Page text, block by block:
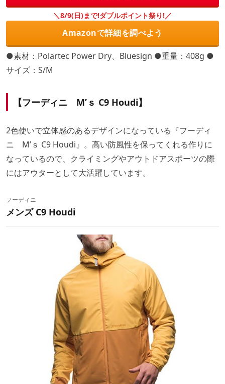
＼8/9(日)まで!ダブルポイント祭り!／
Amazonで詳細を調べよう
●素材：Polartec Power Dry、Bluesign ●重量：408g ●
サイズ：S/M
【フーディニ M’ｓ C9 Houdi】
2色使いで立体感のあるデザインになっている『フーディ
ニ M’ｓ C9 Houdi』。高い防風性を保ってくれる作りに
なっているので、クライミングやアウトドアスポーツの際
にはアウターとして大活躍しています。
フーディニ
メンズ C9 Houdi